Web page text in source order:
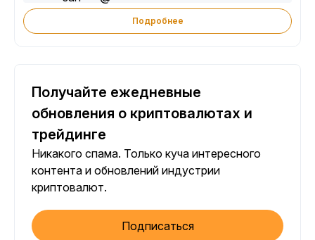
Подробнее
Получайте ежедневные
обновления о криптовалютах и
трейдинге
Никакого спама. Только куча интересного
контента и обновлений индустрии
криптовалют.
Подписаться